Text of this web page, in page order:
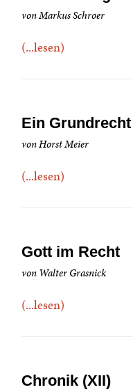
von Markus Schroer
(...lesen)
Ein
von Horst Meier
(...lesen)
Gott im Recht
von Walter Grasnick
(...lesen)
Chronik (XII)